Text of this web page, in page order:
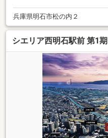
兵庫県明石市松の内２
シエリア西明石駅前 第1期